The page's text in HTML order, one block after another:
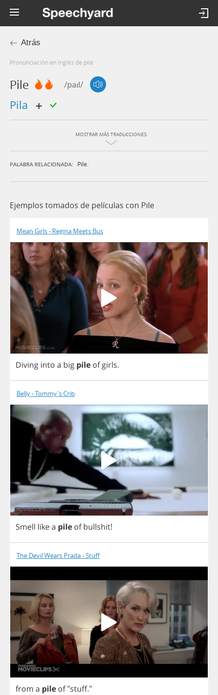
Atrás
Pronunciación en inglés de pile
Pile /paɪl/
pila
MOSTRAR MÁS TRADUCCIONES
PALABRA RELACIONADA: Pile.
Ejemplos tomados de películas con Pile
Mean Girls - Regina Meets Bus
Diving into a big pile of girls.
Belly - Tommy's Crib
Smell likea pile of bullshit!
The Devil Wears Prada - Stuff
from a pile of"stuff."